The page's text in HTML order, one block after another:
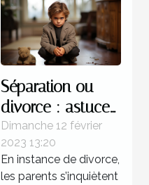
Séparation ou
divorce : astuces
pour atténuer la
souffrance des
enfants
Dimanche 12 février
2023 13:20
En instance de divorce,
les parents s’inquiètent